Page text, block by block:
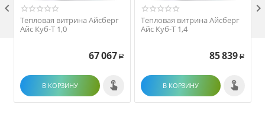
Тепловая витрина Айсберг
Айс Куб-Т 1,0
67 067 Р
В КОРЗИНУ
Тепловая витрина Айсберг
Айс Куб-Т 1,4
85 839 Р
В КОРЗИНУ
 